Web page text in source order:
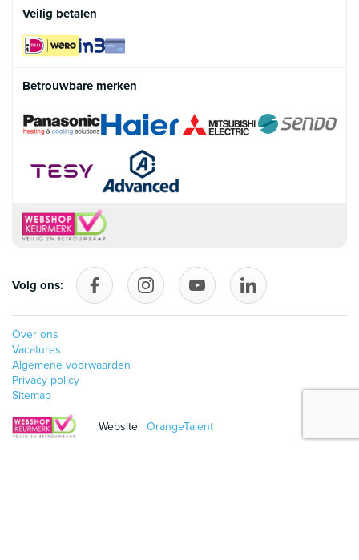
Veilig betalen
Betrouwbare merken
Volg ons: Volg ons op Facebook
follow_us_on_instagram
Volg ons op YouTube
Over ons
Vacatures
Algemene voorwaarden
Privacy policy
Sitemap
Website: OrangeTalent